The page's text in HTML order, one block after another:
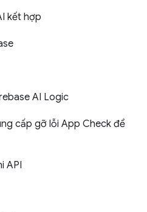
kết hợp
AI Logic
cấp gỡ lỗi App Check để
API